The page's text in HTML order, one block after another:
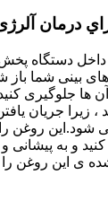
درمان
دستگاه
بینی شما باز
ها جلوگیری
، زیرا جریان
روغن را
و به پیشانی
ی این روغن